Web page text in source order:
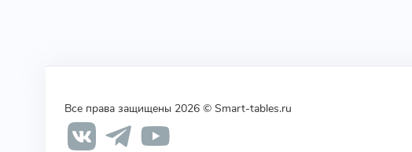
Все права защищены 2026 © Smart-tables.ru